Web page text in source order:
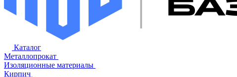
Каталог
Металлопрокат
Изоляционные материалы
Кирпич